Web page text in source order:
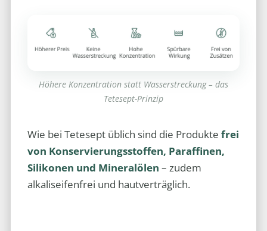
Höhere Konzentration statt Wasserstreckung – das
Tetesept-Prinzip
Wie bei Tetesept üblich sind die Produkte frei
von Konservierungsstoffen, Paraffinen,
Silikonen und Mineralölen – zudem
alkaliseifenfrei und hautverträglich.